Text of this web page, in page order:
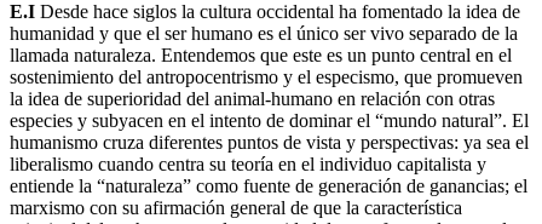
E.I Desde hace siglos la cultura occidental ha fomentado la idea de
humanidad y que el ser humano es el único ser vivo separado de la
llamada naturaleza. Entendemos que este es un punto central en el
sostenimiento del antropocentrismo y el especismo, que promueven
la idea de superioridad del animal-humano en relación con otras
especies y subyacen en el intento de dominar el “mundo natural”. El
humanismo cruza diferentes puntos de vista y perspectivas: ya sea el
liberalismo cuando centra su teoría en el individuo capitalista y
entiende la “naturaleza” como fuente de generación de ganancias; el
marxismo con su afirmación general de que la característica